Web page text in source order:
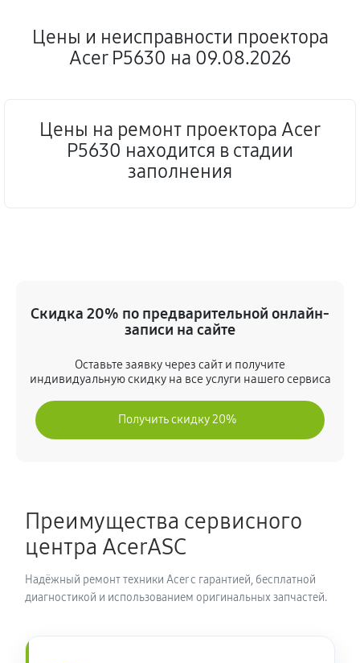
Цены и неисправности проектора
Acer P5630 на 09.08.2026
Цены на ремонт проектора Acer
P5630 находится в стадии
заполнения
Скидка 20% по предварительной онлайн-
записи на сайте
Оставьте заявку через сайт и получите
индивидуальную скидку на все услуги нашего сервиса
Получить скидку 20%
Преимущества сервисного
центра AcerASC
Надёжный ремонт техники Acer с гарантией, бесплатной
диагностикой и использованием оригинальных запчастей.